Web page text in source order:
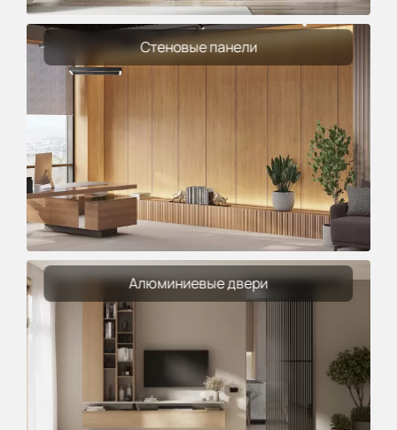
Стеновые панели
Алюминиевые двери